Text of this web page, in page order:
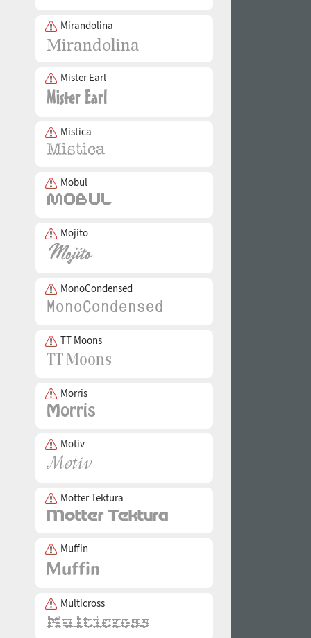
Mirandolina
Mister Earl
Mistica
Mobul
Mojito
MonoCondensed
TT Moons
Morris
Motiv
Motter Tektura
Muffin
Multicross